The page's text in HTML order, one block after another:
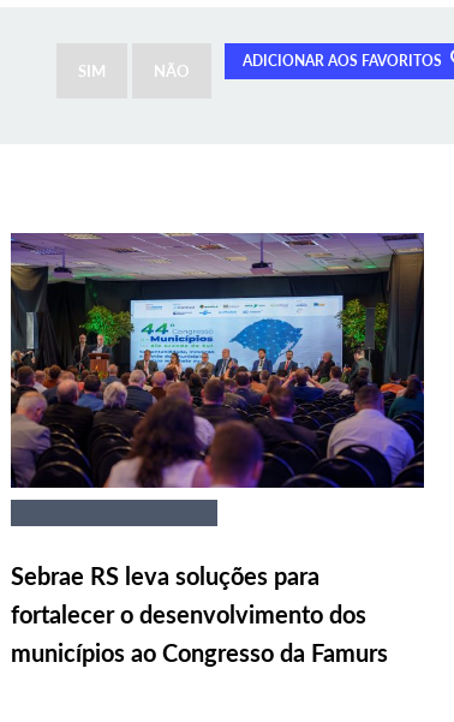
ADICIONAR AOS FAVORITOS
SIM NÃO
Sebrae RS leva soluções para
fortalecer o desenvolvimento dos
municípios ao Congresso da Famurs